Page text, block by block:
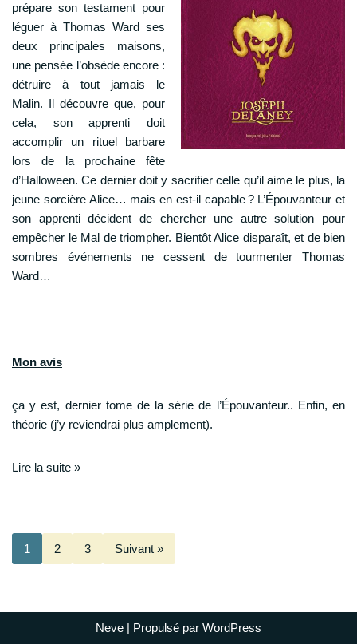
prépare son testament pour
léguer à Thomas Ward ses
deux principales maisons,
une pensée l’obsède encore :
détruire à tout jamais le
Malin. Il découvre que, pour
cela, son apprenti doit
accomplir un rituel barbare
lors de la prochaine fête
d’Halloween. Ce dernier doit y sacrifier celle qu’il aime le plus, la
jeune sorcière Alice… mais en est-il capable ? L’Épouvanteur et
son apprenti décident de chercher une autre solution pour
empêcher le Mal de triompher. Bientôt Alice disparaît, et de bien
sombres événements ne cessent de tourmenter Thomas
Ward…
Mon avis
ça y est, dernier tome de la série de l’Épouvanteur.. Enfin, en
théorie (j’y reviendrai plus amplement).
Lire la suite »
1 2 3 Suivant »
Neve | Propulsé par WordPress